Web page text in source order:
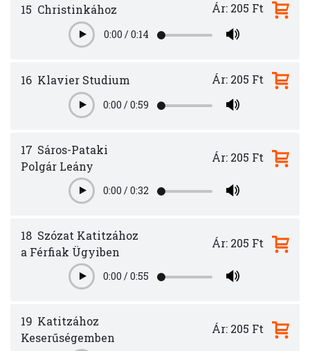
15 Christinkához
Play0:00 /0:14
Ár: 205 Ft
16 Klavier Studium
Play0:00 /0:59
Ár: 205 Ft
17 Sáros-Pataki
Polgár Leány
Play0:00 /0:32
Ár: 205 Ft
18 Szózat Katitzához
a Férfiak Ügyiben
Play0:00 /0:55
Ár: 205 Ft
19 Katitzához
Keserűségemben
Ár: 205 Ft